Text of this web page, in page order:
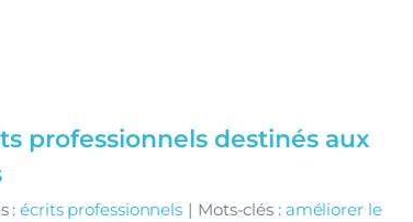
professionnels destinés aux
:écrits professionnels | Mots-clés : améliorer le